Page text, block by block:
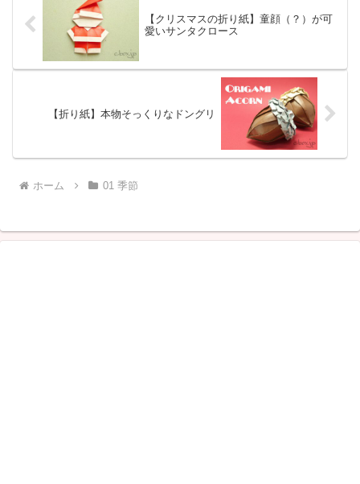
【クリスマスの折り紙】童顔（？）が可
愛いサンタクロース
【折り紙】本物そっくりなドングリ
ホーム 01 季節